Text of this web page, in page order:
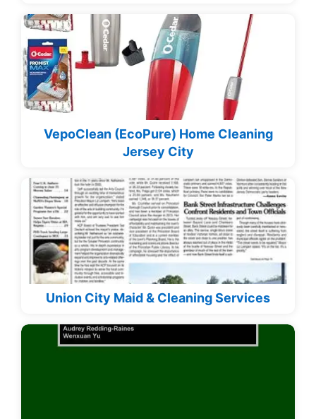
VepoClean (EcoPure) Home Cleaning
Jersey City
Union City Maid & Cleaning Services